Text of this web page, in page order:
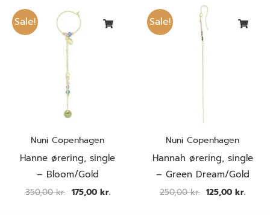
Sale!
Nuni Copenhagen
Hanne ørering, single
– Bloom/Gold
350,00kr.
Den
oprindelige
pris
var:
350,00 kr..
175,00 kr.
aktuelle
pris
Sale!
Nuni Copenhagen
Hannah ørering, single
– Green Dream/Gold
250,00kr.
Den
oprindelige
pris
var:
250,00 kr..
125,00 kr.
pris